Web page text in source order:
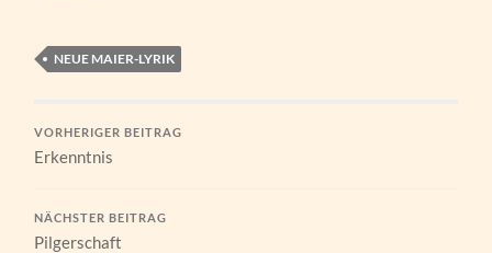
NEUE MAIER-LYRIK
VORHERIGER BEITRAG
Erkenntnis
NÄCHSTER BEITRAG
Pilgerschaft